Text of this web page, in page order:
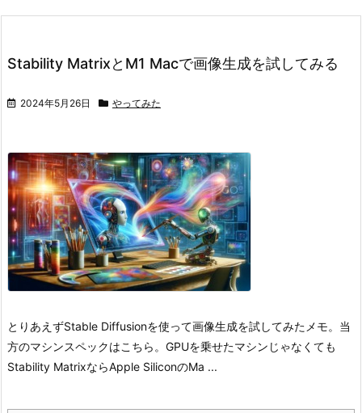
Stability MatrixとM1 Macで画像生成を試してみる
2024年5月26日 やってみた
とりあえずStable Diffusionを使って画像生成を試してみたメモ。 当
方のマシンスペックはこちら。 GPUを乗せたマシンじゃなくても
Stability MatrixならApple SiliconのMa ...